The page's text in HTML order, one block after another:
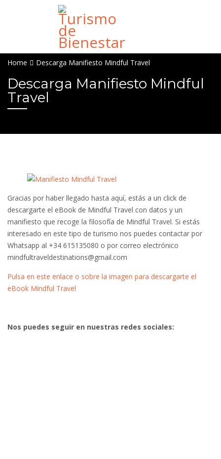
Home Descarga Manifiesto Mindful Travel
Descarga Manifiesto Mindful
Travel
Gracias por haber llegado hasta aquí, estás a un click de
descargarte el eBook de Mindful Travel con datos y un
manifiesto que recoge la filosofía de Mindful Travel. Si estás
interesado en este tipo de turismo nos puedes contactar por
Whatsapp al +34 615135080 o por correo electrónico
mindfultraveldestinations@gmail.com
Pulsa en este enlace o sobre la imagen para descargarte el
eBook Mindful Travel
Nos puedes seguir en nuestras redes sociales: